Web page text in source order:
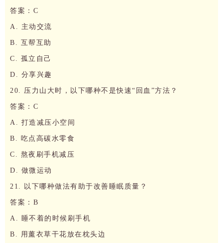
答案：C
A. 主动交流
B. 互帮互助
C. 孤立自己
D. 分享兴趣
20. 压力山大时，以下哪种不是快速“回血”方法？
答案：C
A. 打造减压小空间
B. 吃点高碳水零食
C. 熬夜刷手机减压
D. 做微运动
21. 以下哪种做法有助于改善睡眠质量？
答案：B
A. 睡不着的时候刷手机
B. 用薰衣草干花放在枕头边